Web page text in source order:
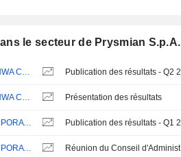
le secteur de Prysmian S.p.A.
Présentation des résultats
SWCC CORPORATION
SWCC CORPORATION